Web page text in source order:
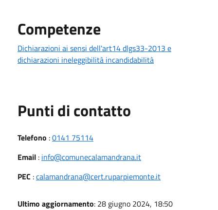
Competenze
Dichiarazioni ai sensi dell'art14 dlgs33-2013 e
dichiarazioni ineleggibilità incandidabilità
Punti di contatto
Telefono :0141 75114
Email : info@comunecalamandrana.it
PEC :calamandrana@cert.ruparpiemonte.it
Ultimo aggiornamento: 28 giugno 2024, 18:50